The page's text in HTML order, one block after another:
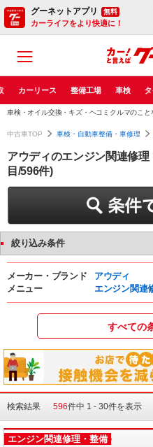
グーネットアプリ 無料
カーライフをより快適に！
カーリース 整備工場 車検
車検・オイル交換・キズ・ヘコミクルマのこと
中古車TOP 車検・自動車整備・車修理
アウディのエンジン関連修
目/596件)
絞り込み条件
メーカー・ブランド
アウディ
メニュー
エンジン関連
検索結果 596件中 1 - 30件を表示
エンジン関連修理・整備